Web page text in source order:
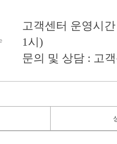
고객센터 운영시
1시)
문의 및 상담 : 고